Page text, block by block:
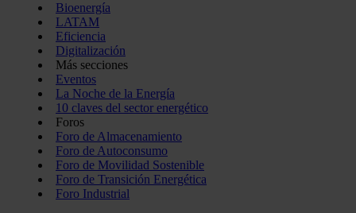
Bioenergía
LATAM
Eficiencia
Digitalización
Más secciones
Eventos
La Noche de la Energía
10 claves del sector energético
Foros
Foro de Almacenamiento
Foro de Autoconsumo
Foro de Movilidad Sostenible
Foro de Transición Energética
Foro Industrial